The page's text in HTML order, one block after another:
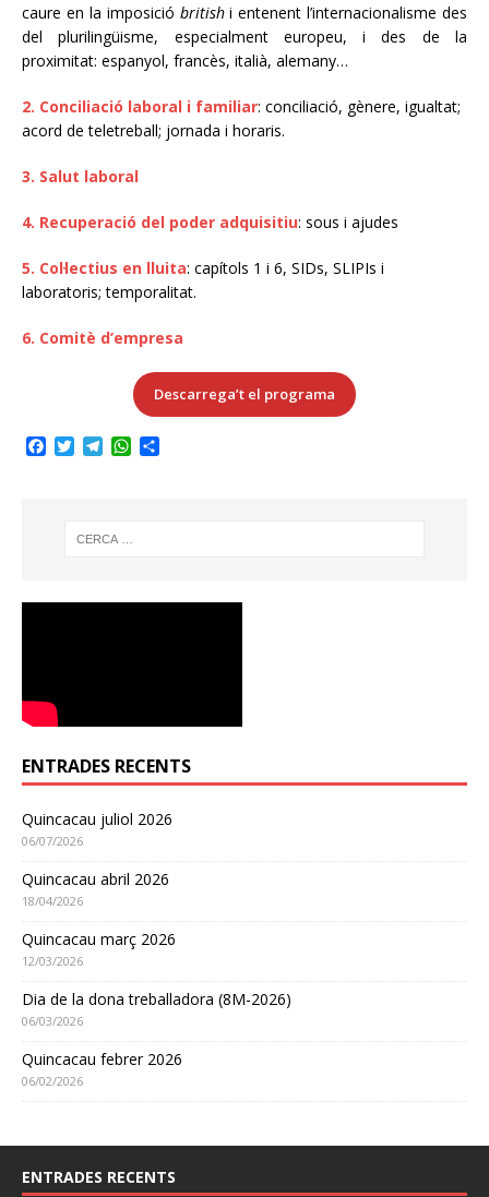
caure en la imposició britishi entenent l’internacionalisme des
del plurilingüisme, especialment europeu, i des de la
proximitat: espanyol, francès, italià, alemany…
2. Conciliació laboral i familiar: conciliació, gènere, igualtat;
acord de teletreball; jornada i horaris.
3. Salut laboral
4. Recuperació del poder adquisitiu: sous i ajudes
5. Col·lectius en lluita: capítols 1 i 6, SIDs, SLIPIs i
laboratoris; temporalitat.
6. Comitè d’empresa
Descarrega’t el programa
T
e
T
r
W
A
i
ENTRADES RECENTS
Quincacau juliol 2026
06/07/2026
Quincacau abril 2026
18/04/2026
Quincacau març 2026
12/03/2026
Dia de la dona treballadora (8M-2026)
06/03/2026
Quincacau febrer 2026
06/02/2026
ENTRADES RECENTS